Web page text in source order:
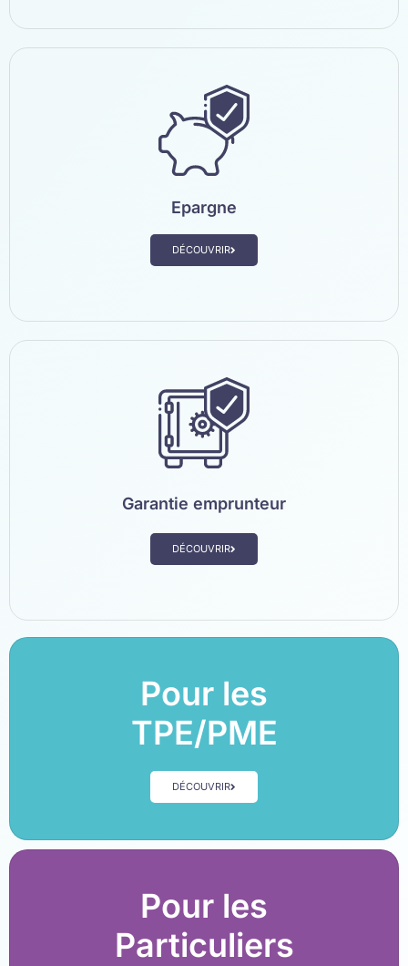
Epargne
DÉCOUVRIR
Garantie emprunteur
DÉCOUVRIR
Pour les
TPE/PME
DÉCOUVRIR
Pour les
Particuliers